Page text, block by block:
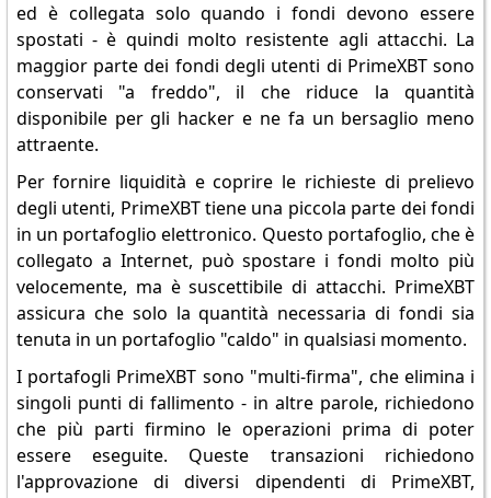
ed è collegata solo quando i fondi devono essere
spostati - è quindi molto resistente agli attacchi. La
maggior parte dei fondi degli utenti di PrimeXBT sono
conservati "a freddo", il che riduce la quantità
disponibile per gli hacker e ne fa un bersaglio meno
attraente.
Per fornire liquidità e coprire le richieste di prelievo
degli utenti, PrimeXBT tiene una piccola parte dei fondi
in un portafoglio elettronico. Questo portafoglio, che è
collegato a Internet, può spostare i fondi molto più
velocemente, ma è suscettibile di attacchi. PrimeXBT
assicura che solo la quantità necessaria di fondi sia
tenuta in un portafoglio "caldo" in qualsiasi momento.
I portafogli PrimeXBT sono "multi-firma", che elimina i
singoli punti di fallimento - in altre parole, richiedono
che più parti firmino le operazioni prima di poter
essere eseguite. Queste transazioni richiedono
l'approvazione di diversi dipendenti di PrimeXBT,